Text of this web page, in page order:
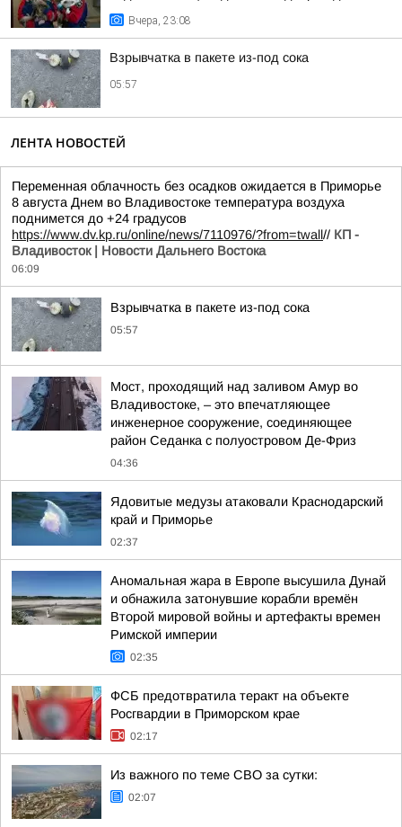
Вчера, 23:08
Взрывчатка в пакете из-под сока
05:57
ЛЕНТА НОВОСТЕЙ
Переменная облачность без осадков ожидается в Приморье
8 августа Днем во Владивостоке температура воздуха
поднимется до +24 градусов
https://www.dv.kp.ru/online/news/7110976/?from=twall// КП -
Владивосток | Новости Дальнего Востока
06:09
Взрывчатка в пакете из-под сока
05:57
Мост, проходящий над заливом Амур во
Владивостоке, – это впечатляющее
инженерное сооружение, соединяющее
район Седанка с полуостровом Де-Фриз
04:36
Ядовитые медузы атаковали Краснодарский
край и Приморье
02:37
Аномальная жара в Европе высушила Дунай
и обнажила затонувшие корабли времён
Второй мировой войны и артефакты времен
Римской империи
02:35
ФСБ предотвратила теракт на объекте
Росгвардии в Приморском крае
02:17
Из важного по теме СВО за сутки:
02:07